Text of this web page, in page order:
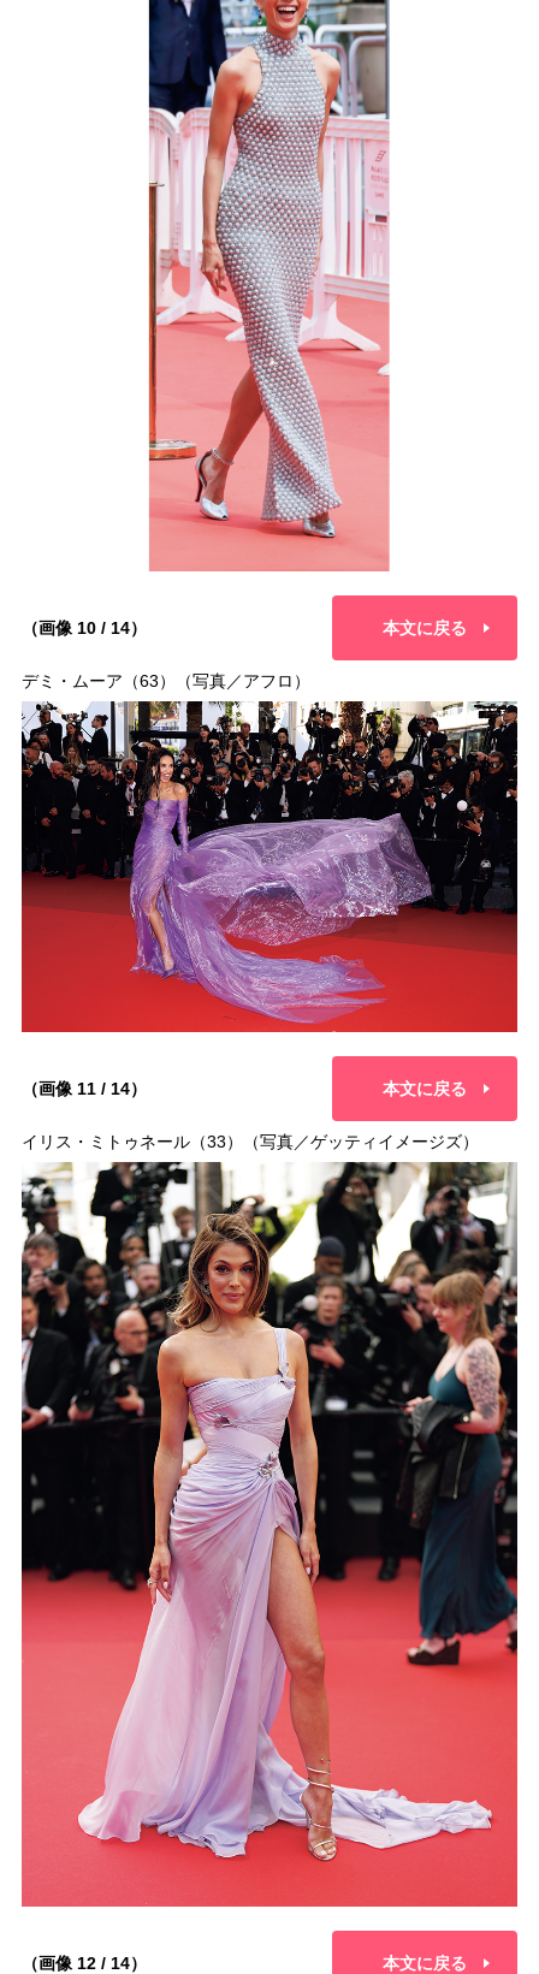
（画像 10 / 14） 本文に戻る
デミ・ムーア（63）（写真／アフロ）
（画像 11 / 14） 本文に戻る
イリス・ミトゥネール（33）（写真／ゲッティイメージズ）
（画像 12 / 14） 本文に戻る